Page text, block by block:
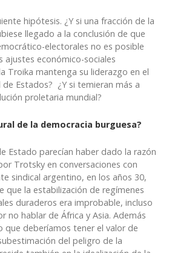
hipótesis. ¿Y si una fracción de la
llegado a la conclusión de que
electorales no es posible
ajustes económico-sociales
Troika mantenga su liderazgo en el
Estados? ¿Y si temieran más a
proletaria mundial?
de la democracia burguesa?
Estado parecían haber dado la razón
Trotsky en conversaciones con
sindical argentino, en los años 30,
que la estabilización de regímenes
duraderos era improbable, incluso
no hablar de África y Asia. Además
que deberíamos tener el valor de
del peligro de la